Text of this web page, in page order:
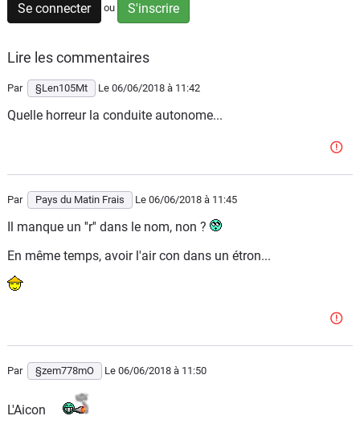
Services
Forum
Moto
Se connecter ou S'inscrire
Lire les commentaires
Par §Len105Mt Le 06/06/2018 à 11:42
Quelle horreur la conduite autonome...
Par Pays du Matin Frais Le 06/06/2018 à 11:45
Il manque un ''r'' dans le nom, non ?
En même temps, avoir l'air con dans un étron...
Par §zem778mO Le 06/06/2018 à 11:50
L'Aicon